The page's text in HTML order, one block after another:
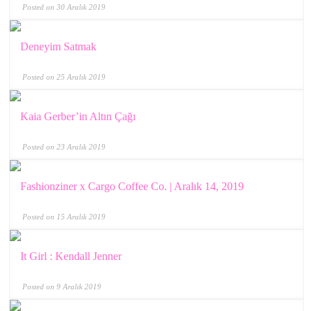
Posted on 30 Aralık 2019
Deneyim Satmak
Posted on 25 Aralık 2019
Kaia Gerber’in Altın Çağı
Posted on 23 Aralık 2019
Fashionziner x Cargo Coffee Co. | Aralık 14, 2019
Posted on 15 Aralık 2019
It Girl : Kendall Jenner
Posted on 9 Aralık 2019